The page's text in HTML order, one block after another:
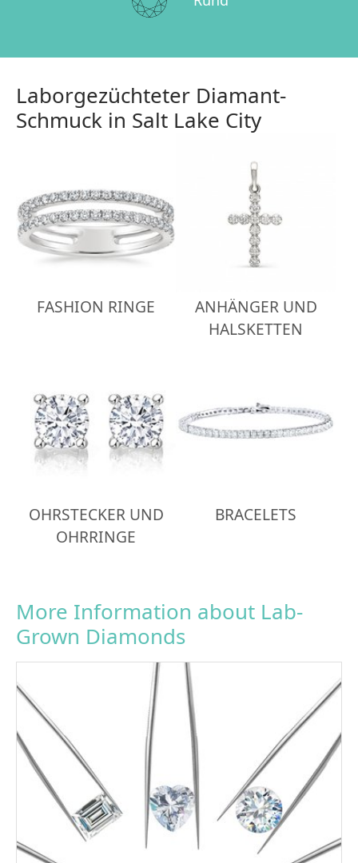
FASHION RINGE
ANHÄNGER UND
HALSKETTEN
OHRSTECKER UND
OHRRINGE
BRACELETS
Laborgezüchteter Diamant-
Schmuck in Salt Lake City
More Information about Lab-
Grown Diamonds